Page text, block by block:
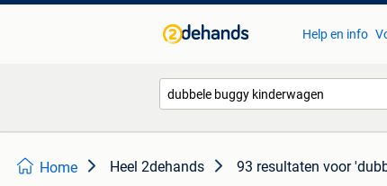
Help en info
Home Heel 2dehands 93 resultaten voor